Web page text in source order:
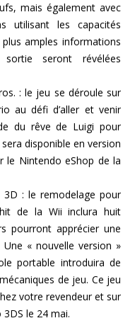
mais également avec
utilisant les capacités
amples informations
seront révélées
: le jeu se déroule sur
au défi d’aller et venir
du rêve de Luigi pour
disponible en version
le Nintendo eShop de la
3D : le remodelage pour
de la Wii inclura huit
pourront apprécier une
Une « nouvelle version »
portable introduira de
de jeu. Ce jeu
votre revendeur et sur
le 24 mai.